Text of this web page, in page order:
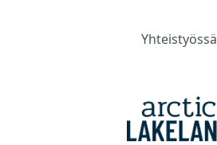
Yhteistyössä